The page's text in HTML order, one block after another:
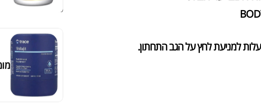
סידור ברירת מחדל